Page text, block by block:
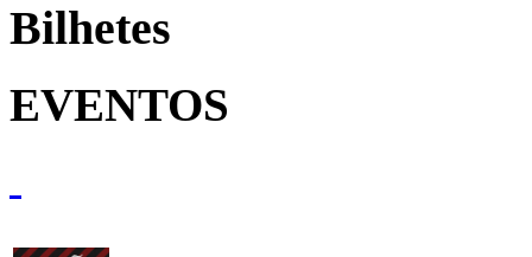
Bilhetes
EVENTOS